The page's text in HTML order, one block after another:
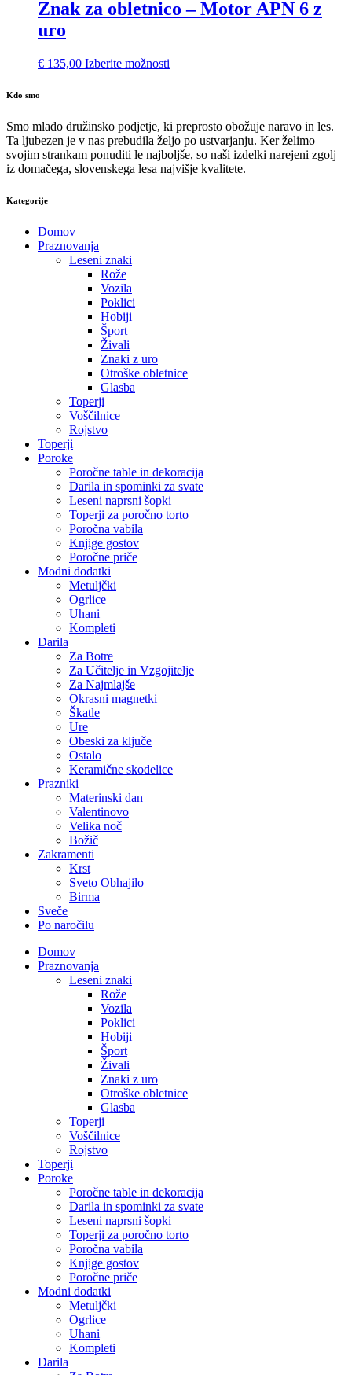
Znak za obletnico – Motor APN 6 z
uro
€ 135,00 Izberite možnosti
Kdo smo
Smo mlado družinsko podjetje, ki preprosto obožuje naravo in les.
Ta ljubezen je v nas prebudila željo po ustvarjanju. Ker želimo
svojim strankam ponuditi le najboljše, so naši izdelki narejeni zgolj
iz domačega, slovenskega lesa najvišje kvalitete.
Kategorije
Domov
Praznovanja
Leseni znaki
Rože
Vozila
Poklici
Hobiji
Šport
Živali
Znaki z uro
Otroške obletnice
Glasba
Toperji
Voščilnice
Rojstvo
Toperji
Poroke
Poročne table in dekoracija
Darila in spominki za svate
Leseni naprsni šopki
Toperji za poročno torto
Poročna vabila
Knjige gostov
Poročne priče
Modni dodatki
Metuljčki
Ogrlice
Uhani
Kompleti
Darila
Za Botre
Za Učitelje in Vzgojitelje
Za Najmlajše
Okrasni magnetki
Škatle
Ure
Obeski za ključe
Ostalo
Keramične skodelice
Prazniki
Materinski dan
Valentinovo
Velika noč
Božič
Zakramenti
Krst
Sveto Obhajilo
Birma
Sveče
Po naročilu
Domov
Praznovanja
Leseni znaki
Rože
Vozila
Poklici
Hobiji
Šport
Živali
Znaki z uro
Otroške obletnice
Glasba
Toperji
Voščilnice
Rojstvo
Toperji
Poroke
Poročne table in dekoracija
Darila in spominki za svate
Leseni naprsni šopki
Toperji za poročno torto
Poročna vabila
Knjige gostov
Poročne priče
Modni dodatki
Metuljčki
Ogrlice
Uhani
Kompleti
Darila